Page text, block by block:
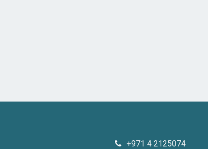
+971 4 2125074